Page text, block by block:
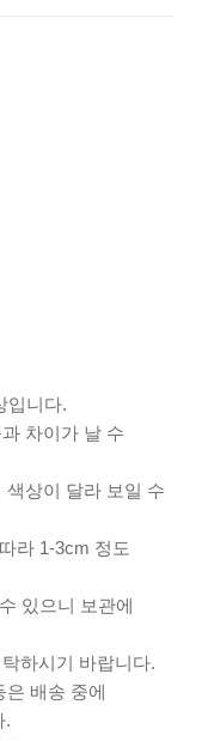
입니다.
차이가 날 수
상이 달라 보일 수
라 1-3cm 정도
있으니 보관에
하시기 바랍니다.
은 배송 중에
.